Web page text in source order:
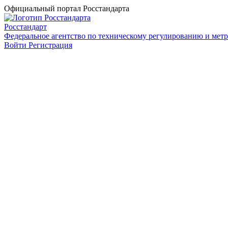
Официальный портал Росстандарта
Росстандарт
Федеральное агентство по техническому регулированию и
Войти Регистрация